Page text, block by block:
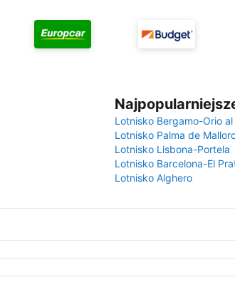
Lotnisko Bergamo-Orio al
Lotnisko Palma de
Lotnisko Lisbona-Portela
Lotnisko Barcelona-El
Lotnisko Alghero